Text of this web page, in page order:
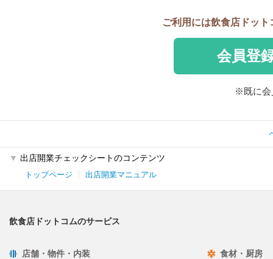
ご利用には飲食店ドッ
会員登
※既に
出店開業チェックシートのコンテンツ
トップページ 出店開業マニュアル
飲食店ドットコムのサービス
店舗・物件・内装 食材・厨房